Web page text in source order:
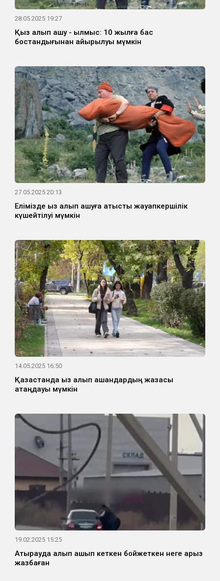
28.05.2025 19:27
Қыз алып қашу - қылмыс: 10 жылға бас
бостандығынан айырылуы мүмкін
27.05.2025 20:13
Елімізде қыз алып қашуға қатысты жауапкершілік
күшейтілуі мүмкін
14.05.2025 16:50
Қазақстанда қыз алып қашқандардың жазасы
қатаңдауы мүмкін
19.02.2025 15:25
Атырауда алып қашып кеткен бойжеткен неге арыз
жазбаған